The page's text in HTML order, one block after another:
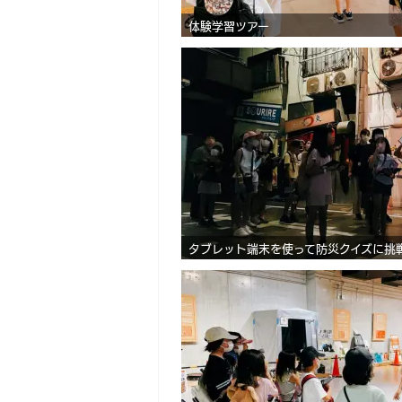
体験学習ツアー
タブレット端末を使って防災クイズに挑